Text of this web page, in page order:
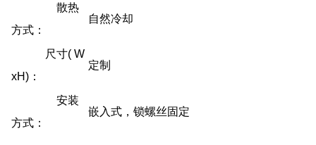
散热
方式：
自然冷却
尺寸( W
xH)：
定制
安装
方式：
嵌入式，锁螺丝固定